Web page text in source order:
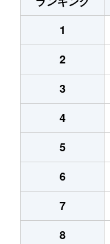
1
2
3
4
5
6
7
8